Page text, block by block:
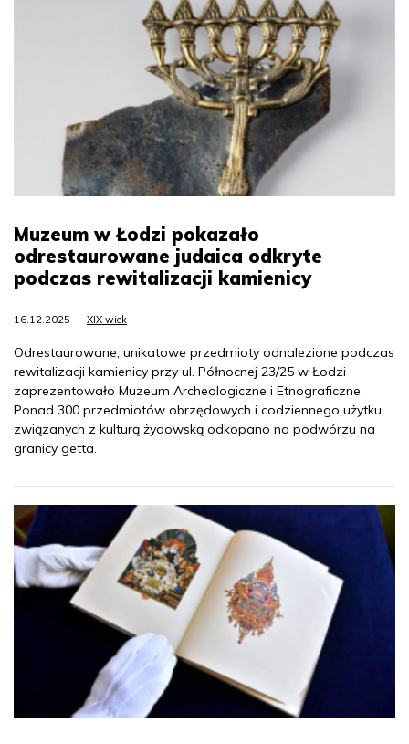
Muzeum w Łodzi pokazało
odrestaurowane judaica odkryte
podczas rewitalizacji kamienicy
16.12.2025 XIX wiek
Odrestaurowane, unikatowe przedmioty odnalezione podczas
rewitalizacji kamienicy przy ul. Północnej 23/25 w Łodzi
zaprezentowało Muzeum Archeologiczne i Etnograficzne.
Ponad 300 przedmiotów obrzędowych i codziennego użytku
związanych z kulturą żydowską odkopano na podwórzu na
granicy getta.